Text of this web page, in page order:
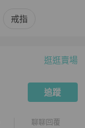
戒指
逛逛賣場
追蹤
聊聊回覆